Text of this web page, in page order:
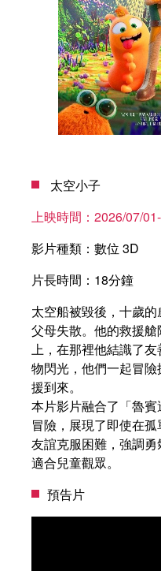
太空小子
上映時間： 2026/07/
影片種類： 數位 3D
片長時間： 18分鐘
太空船被毀後，十歲
父母失散。他的救援
上，在那裡他結識了
物閃光，他們一起冒
援到來。
本片影片融合了「魯
冒險，展現了即使在
友誼克服困難，強調
適合兒童觀眾。
預告片